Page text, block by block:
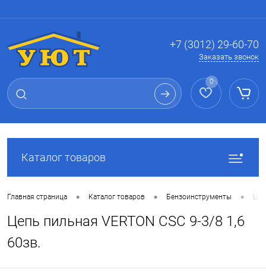
+7 (3012) 29-60-70
Заказать звонок
0
Каталог товаров
Главная страница • Каталог товаров • Бензоинструменты •
Цепь пильная VERTON CSC 9-3/8 1,6
60зв.